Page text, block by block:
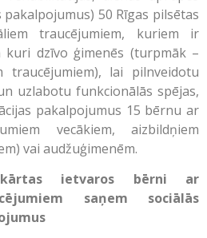
50 Rīgas pilsētas
traucējumiem, kuriem ir
dzīvo ģimenēs (turpmāk –
traucējumiem), lai pilnveidotu
uzlabotu funkcionālās spējas,
pakalpojumus 15 bērnu ar
vecākiem, aizbildņiem
vai audžuģimenēm.
ietvaros bērni ar
saņem sociālās